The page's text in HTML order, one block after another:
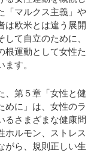
「マルクス主義」や
は欧米とは違う展開
て自立のために、
根運動として女性た
す。
、第５章「女性と健
に」は、女性のラ
るさまざまな健康問
ホルモン、ストレス
がら、規則正しい生